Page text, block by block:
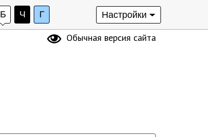
Б Ч Г Настройки
Обычная версия сайта